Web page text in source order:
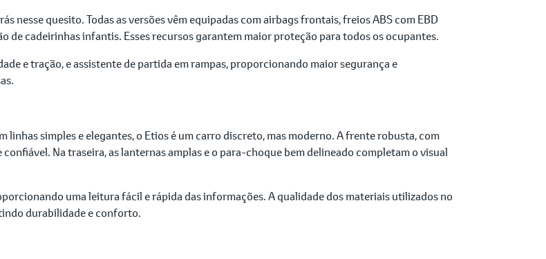
nesse quesito. Todas as versões vêm equipadas com airbags frontais, freios ABS com EBD
de cadeirinhas infantis. Esses recursos garantem maior proteção para todos os ocupantes.
e tração, e assistente de partida em rampas, proporcionando maior segurança e
linhas simples e elegantes, o Etios é um carro discreto, mas moderno. A frente robusta, com
Na traseira, as lanternas amplas e o para-choque bem delineado completam o visual
uma leitura fácil e rápida das informações. A qualidade dos materiais utilizados no
durabilidade e conforto.